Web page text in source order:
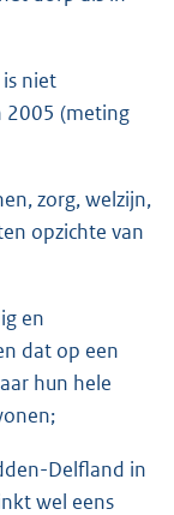
niet
2005 (meting
zorg, welzijn,
opzichte van
en
dat op een
hun hele
Delfland in
wel eens